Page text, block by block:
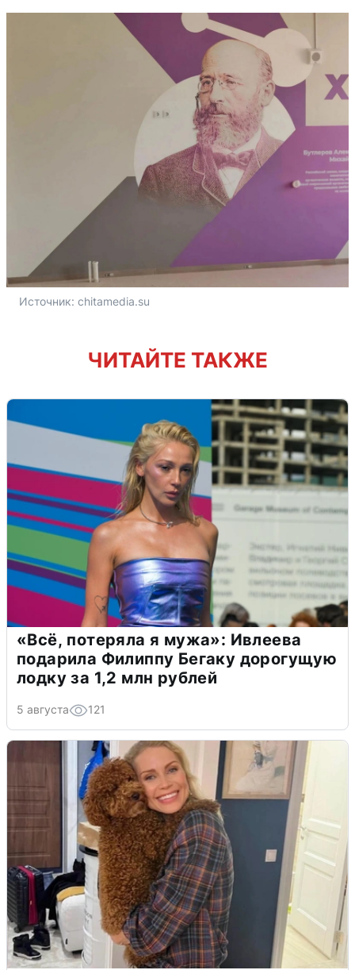
Источник: chitamedia.su
ЧИТАЙТЕ ТАКЖЕ
«Всё, потеряла я мужа»: Ивлеева
подарила Филиппу Бегаку дорогущую
лодку за 1,2 млн рублей
5 августа 121